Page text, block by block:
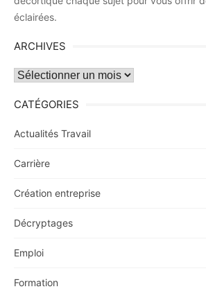
éclairées.
ARCHIVES
Archives
CATÉGORIES
Actualités Travail
Carrière
Création entreprise
Décryptages
Emploi
Formation